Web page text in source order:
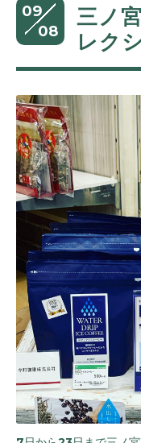
09
08
三ノ
レク